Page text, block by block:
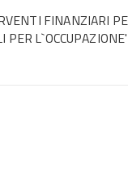
FINANZIARI